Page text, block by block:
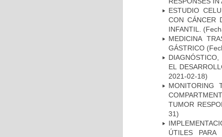
ESTUDIO
CON CÁNCER
INFANTIL.
MEDICINA
GÁSTRICO
EL
2021-02-18)
MONITORING
TUMOR
31)
ÚTILES